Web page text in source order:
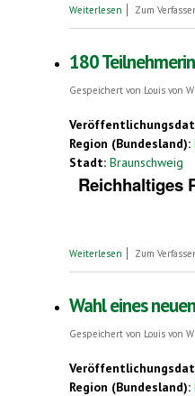
Weiterlesen über Neuer
Zum
180
Gespeichert von Louis von
Region (Bundesland):
Stadt: Braunschweig
Reichhaltiges
Weiterlesen über 180
Zum
Wahl eines
Gespeichert von Louis von
Region (Bundesland):